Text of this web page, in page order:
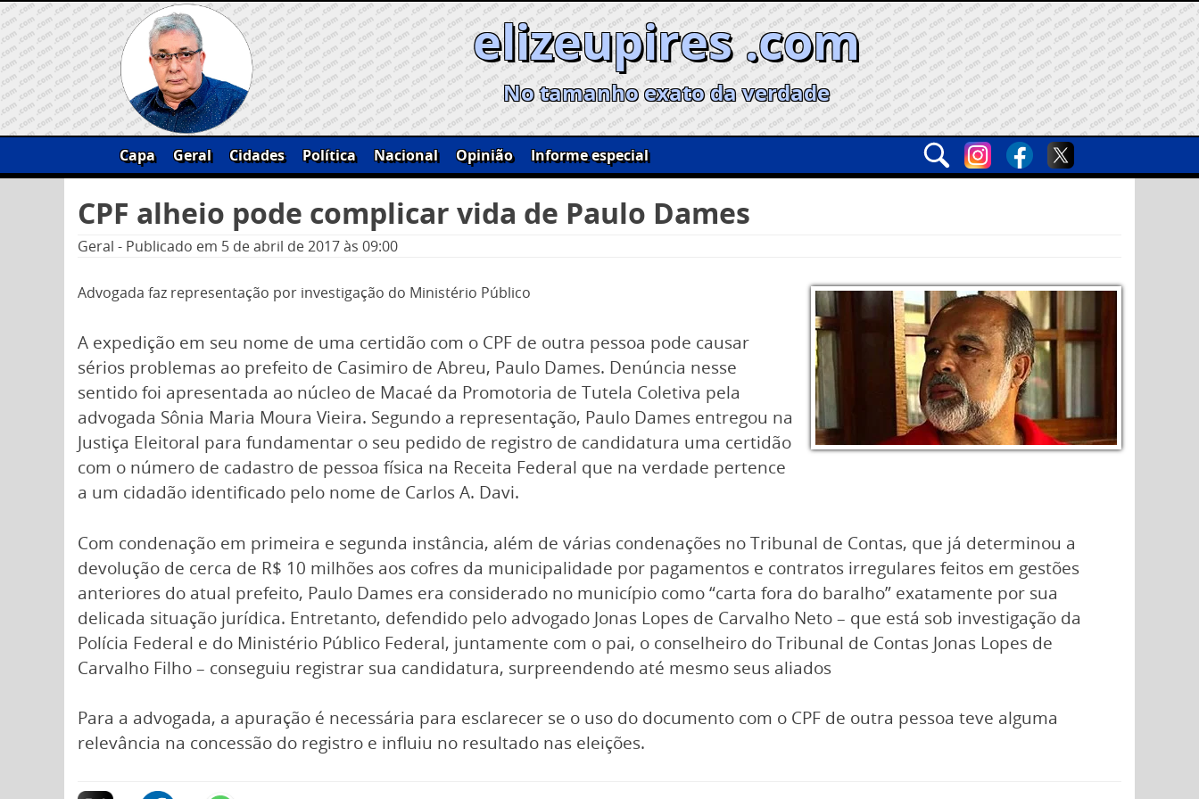
Skip
to
content
elizeupires .com
No tamanho exato da verdade
Capa Geral Cidades Política Nacional Opinião
Informe especial
por:
CPF alheio pode complicar vida de Paulo Dames
Geral - Publicado em 5 de abril de 2017às 09:00
Advogada faz representação por investigação do Ministério Público
A expedição em seu nome de uma certidão com o CPF de outra pessoa pode causar
sérios problemas ao prefeito de Casimiro de Abreu, Paulo Dames. Denúncia nesse
sentido foi apresentada ao núcleo de Macaé da Promotoria de Tutela Coletiva pela
advogada Sônia Maria Moura Vieira. Segundo a representação, Paulo Dames entregou na
Justiça Eleitoral para fundamentar o seu pedido de registro de candidatura uma certidão
com o número de cadastro de pessoa física na Receita Federal que na verdade pertence
a um cidadão identificado pelo nome de Carlos A. Davi.
Com condenação em primeira e segunda instância, além de várias condenações no Tribunal de Contas, que já determinou a
devolução de cerca de R$ 10 milhões aos cofres da municipalidade por pagamentos e contratos irregulares feitos em gestões
anteriores do atual prefeito, Paulo Dames era considerado no município como “carta fora do baralho” exatamente por sua
delicada situação jurídica. Entretanto, defendido pelo advogado Jonas Lopes de Carvalho Neto – que está sob investigação da
Polícia Federal e do Ministério Público Federal, juntamente com o pai, o conselheiro do Tribunal de Contas Jonas Lopes de
Carvalho Filho – conseguiu registrar sua candidatura, surpreendendo até mesmo seus aliados
Para a advogada, a apuração é necessária para esclarecer se o uso do documento com o CPF de outra pessoa teve alguma
relevância na concessão do registro e influiu no resultado nas eleições.